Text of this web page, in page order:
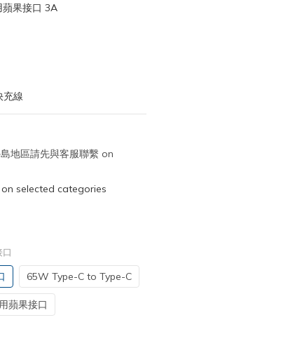
果接口 3A
充線
地區請先與客服聯繫 on
selected categories
65W Type-C to Type-C
蘋果接口